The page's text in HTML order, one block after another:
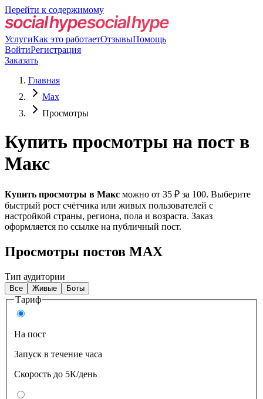
Перейти к содержимому
УслугиКак это работаетОтзывыПомощь
ВойтиРегистрация
Заказать
Главная
Max
Просмотры
Купить просмотры на пост в
Макс
Купить просмотры в Макс можно от 35 ₽ за 100. Выберите
быстрый рост счётчика или живых пользователей с
настройкой страны, региона, пола и возраста. Заказ
оформляется по ссылке на публичный пост.
Просмотры постов MAX
Тип аудитории
Все Живые Боты
Тариф
На пост
Запуск в течение часа
Скорость до 5К/день